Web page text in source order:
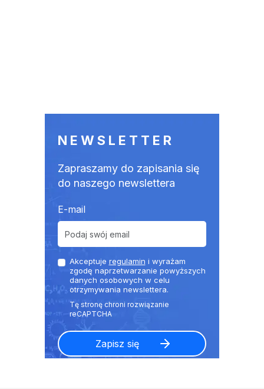
NEWSLETTER
Zapraszamy do zapisania się
do naszego newslettera
E-mail
Akceptuje regulamin i wyrażam
zgodę naprzetwarzanie powyższych
danych osobowych w celu
otrzymywania newslettera.